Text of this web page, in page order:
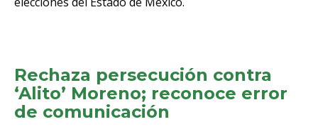
Rechaza persecución contra
‘Alito’ Moreno; reconoce error
de comunicación